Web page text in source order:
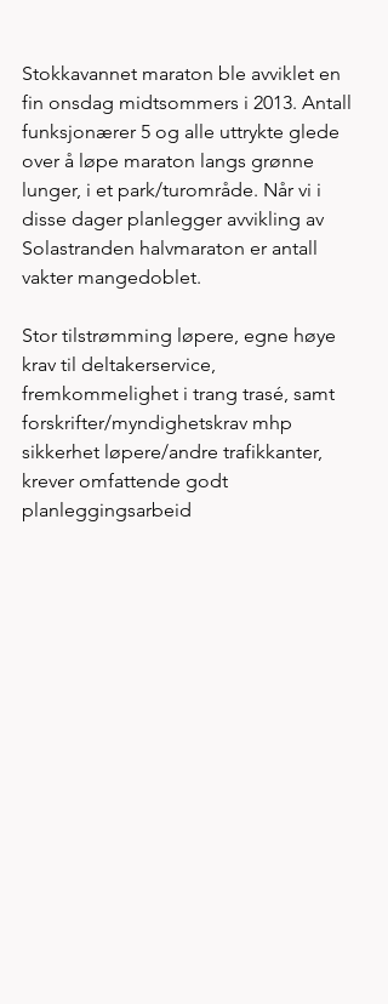
Stokkavannet maraton ble avviklet en
fin onsdag midtsommers i 2013. Antall
funksjonærer 5 og alle uttrykte glede
over å løpe maraton langs grønne
lunger, i et park/turområde. Når vi i
disse dager planlegger avvikling av
Solastranden halvmaraton er antall
vakter mangedoblet.
Stor tilstrømming løpere, egne høye
krav til deltakerservice,
fremkommelighet i trang trasé, samt
forskrifter/myndighetskrav mhp
sikkerhet løpere/andre trafikkanter,
krever omfattende godt
planleggingsarbeid